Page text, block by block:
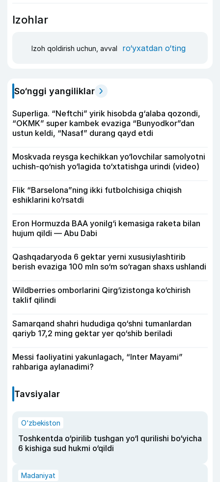
Izohlar
Izoh qoldirish uchun, avval ro‘yxatdan o‘ting
So‘nggi yangiliklar
Superliga. “Neftchi” yirik hisobda g‘alaba qozondi,
“OKMK” super kambek evaziga “Bunyodkor”dan
ustun keldi, “Nasaf” durang qayd etdi
Moskvada reysga kechikkan yo‘lovchilar samolyotni
uchish-qo‘nish yo‘lagida to‘xtatishga urindi (video)
Flik “Barselona”ning ikki futbolchisiga chiqish
eshiklarini ko‘rsatdi
Eron Hormuzda BAA yonilg‘i kemasiga raketa bilan
hujum qildi — Abu Dabi
Qashqadaryoda 6 gektar yerni xususiylashtirib
berish evaziga 100 mln so‘m so‘ragan shaxs ushlandi
Wildberries omborlarini Qirg‘izistonga ko‘chirish
taklif qilindi
Samarqand shahri hududiga qo‘shni tumanlardan
qariyb 17,2 ming gektar yer qo‘shib beriladi
Messi faoliyatini yakunlagach, “Inter Mayami”
rahbariga aylanadimi?
Tavsiyalar
O‘zbekiston
Toshkentda o‘pirilib tushgan yo‘l qurilishi bo‘yicha
6 kishiga sud hukmi o‘qildi
Madaniyat